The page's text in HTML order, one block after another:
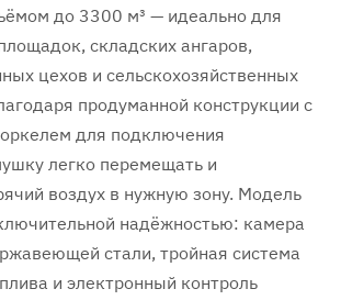
до 3300 м³ — идеально для
складских ангаров,
цехов и сельскохозяйственных
продуманной конструкции с
для подключения
легко перемещать и
воздух в нужную зону. Модель
надёжностью: камера
стали, тройная система
и электронный контроль